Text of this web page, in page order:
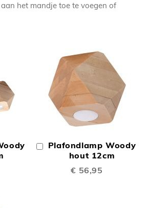
het mandje toe te voegen of
Plafondlamp Woody
hout 12cm
€ 56,95
In
Winkelwagen